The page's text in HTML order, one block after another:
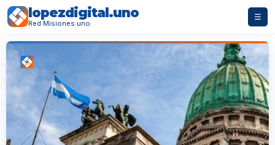
lopezdigital.uno
Red Misiones.uno
☰